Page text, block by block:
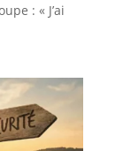
: « J’ai